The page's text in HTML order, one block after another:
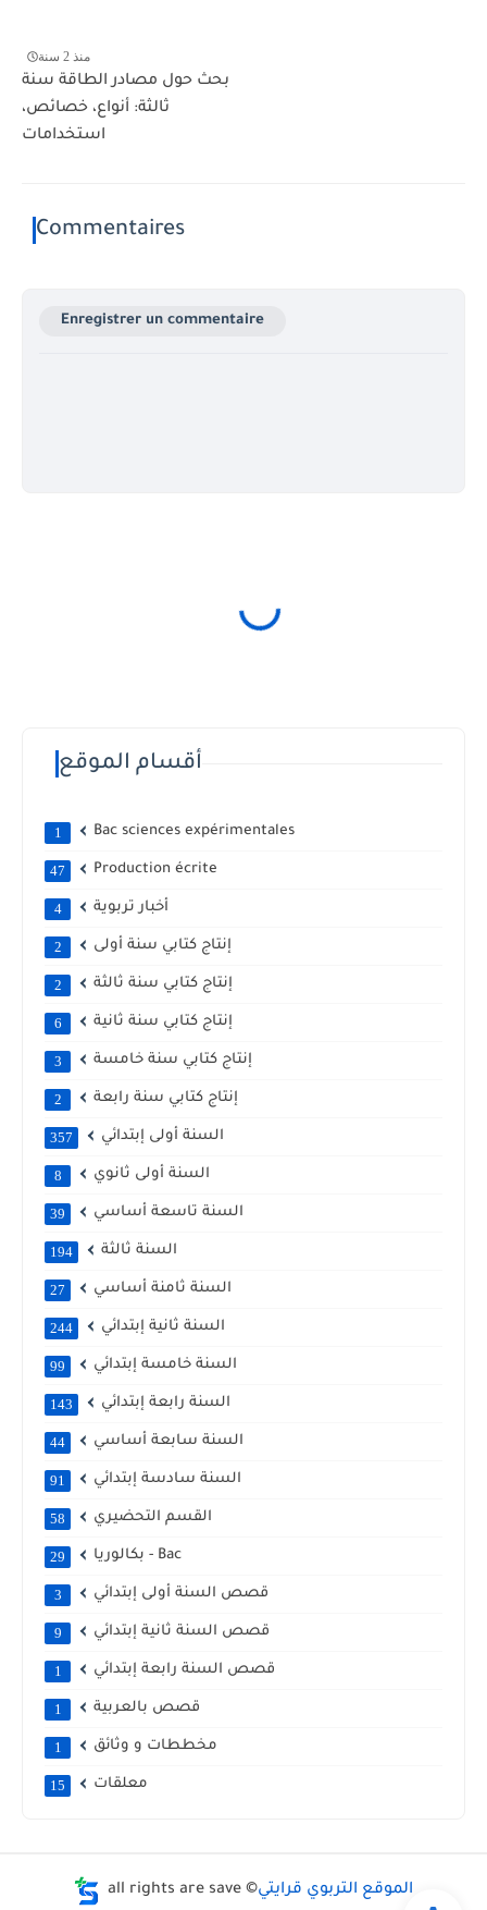
منذ 2 سنة
بحث حول مصادر الطاقة سنة
ثالثة: أنواع، خصائص،
استخدامات
Commentaires
Enregistrer un commentaire
أقسام الموقع
Bac sciences expérimentales
1
Production écrite
47
أخبار تربوية 4
إنتاج كتابي سنة أولى 2
إنتاج كتابي سنة ثالثة 2
إنتاج كتابي سنة ثانية 6
إنتاج كتابي سنة خامسة 3
إنتاج كتابي سنة رابعة 2
السنة أولى إبتدائي 357
السنة أولى ثانوي 8
السنة تاسعة أساسي 39
السنة ثالثة 194
السنة ثامنة أساسي 27
السنة ثانية إبتدائي 244
السنة خامسة إبتدائي 99
السنة رابعة إبتدائي 143
السنة سابعة أساسي 44
السنة سادسة إبتدائي 91
القسم التحضيري 58
بكالوريا - Bac 29
قصص السنة أولى إبتدائي 3
قصص السنة ثانية إبتدائي 9
قصص السنة رابعة إبتدائي 1
قصص بالعربية 1
مخططات و وثائق 1
معلقات 15
all rights are save ©الموقع التربوي قرايتي